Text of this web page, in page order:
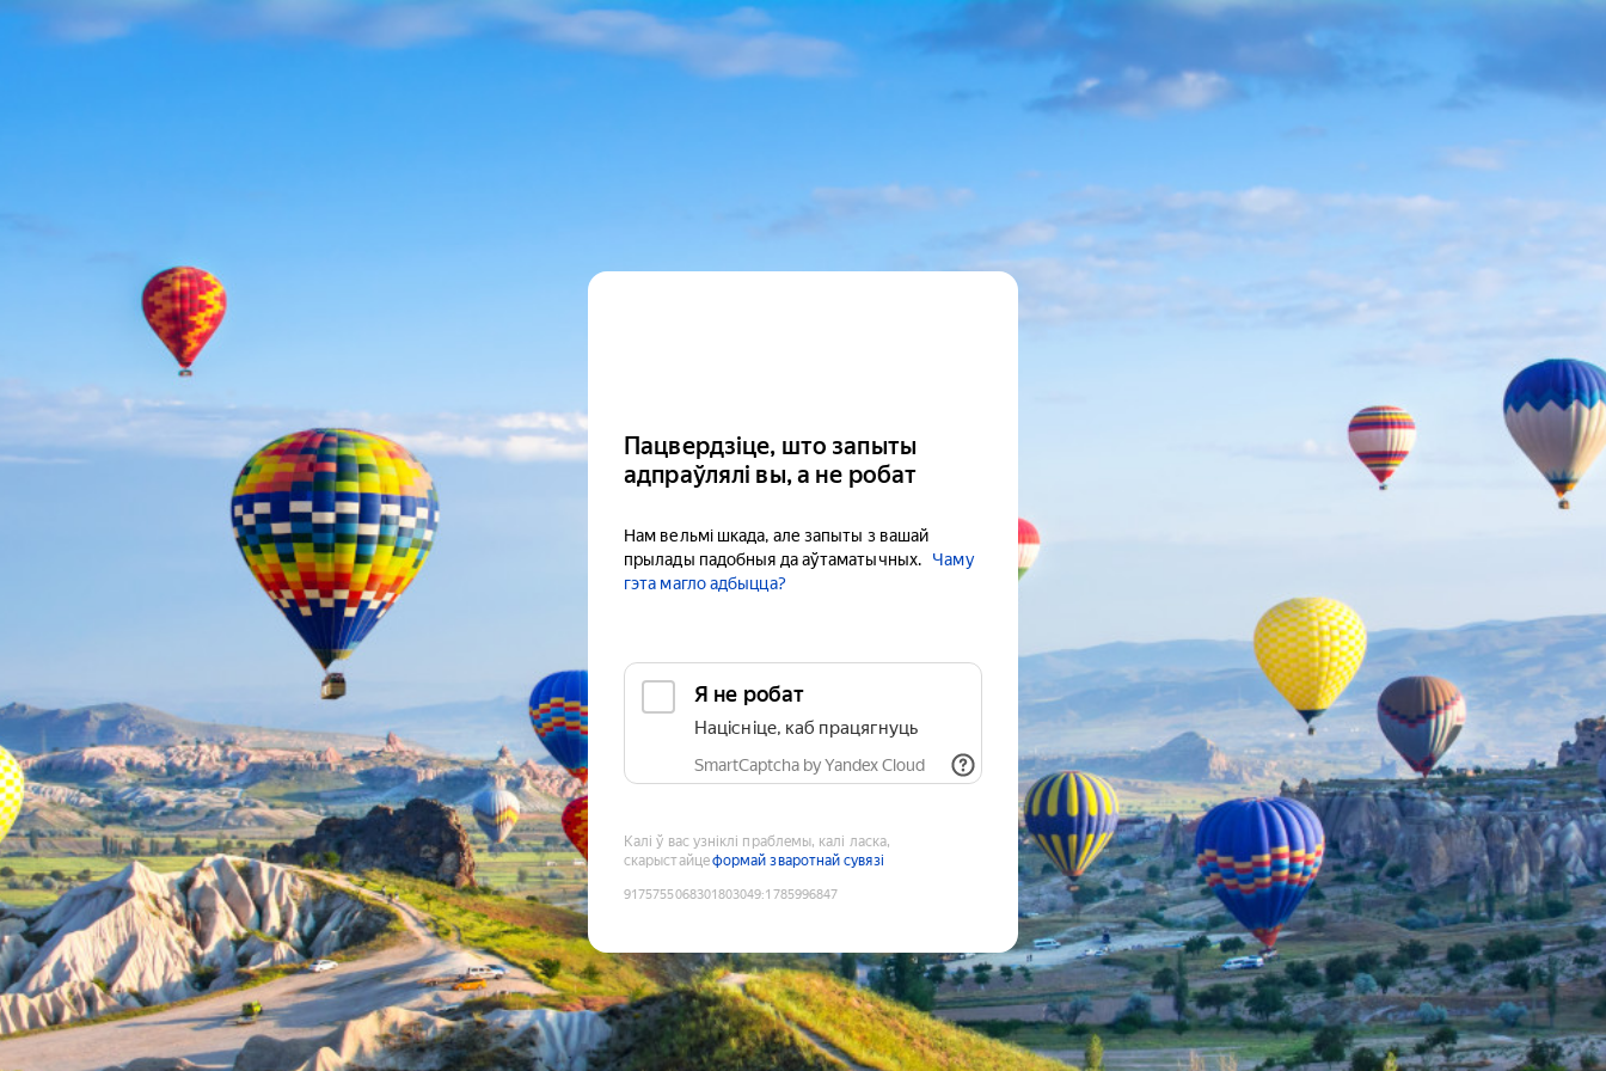
Пацвердзіце, што запыты
адпраўлялі вы, а не робат
Нам вельмі шкада, але запыты з вашай
прылады падобныя да аўтаматычных.
Чаму
гэта магло адбыцца?
Я не робат
Націсніце, каб працягнуць
SmartCaptcha by Yandex Cloud
Калі ў вас узніклі праблемы, калі ласка,
скарыстайцеформай зваротнай сувязі
9175755068301803049:1785996847